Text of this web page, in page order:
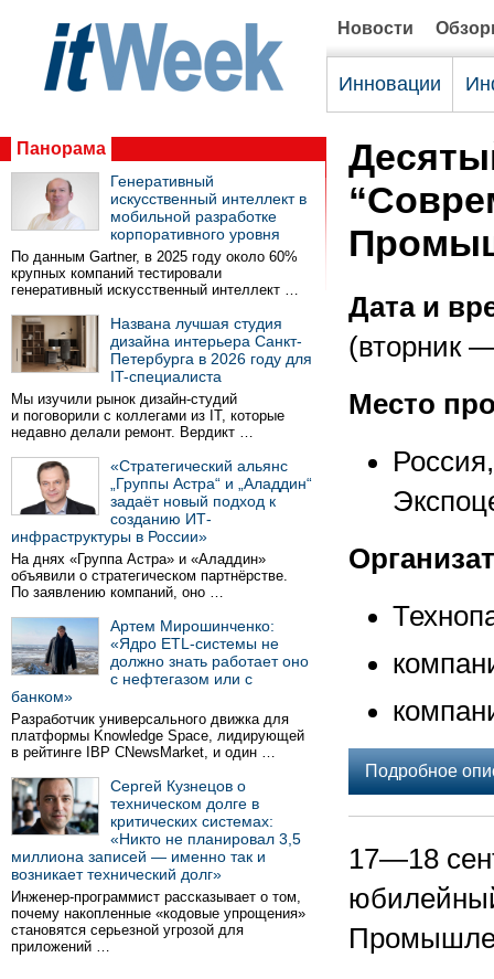
Новости
Инновации
Панорама
Генеративный
искусственный интеллект в
мобильной разработке
корпоративного уровня
По данным Gartner, в 2025 году около 60%
крупных компаний тестировали
генеративный искусственный интеллект …
Названа лучшая студия
дизайна интерьера Санкт-
Петербурга в 2026 году для
IT-специалиста
Мы изучили рынок дизайн-студий
и поговорили с коллегами из IT, которые
недавно делали ремонт. Вердикт …
«Стратегический альянс
„Группы Астра“ и „Аладдин“
задаёт новый подход к
созданию ИТ-
инфраструктуры в России»
На днях «Группа Астра» и «Аладдин»
объявили о стратегическом партнёрстве.
По заявлению компаний, оно …
Артем Мирошинченко:
«Ядро ETL-системы не
должно знать работает оно
с нефтегазом или с
банком»
Разработчик универсального движка для
платформы Knowledge Space, лидирующей
в рейтинге IBP CNewsMarket, и один …
Сергей Кузнецов о
техническом долге в
критических системах:
«Никто не планировал 3,5
миллиона записей — именно так и
возникает технический долг»
Инженер-программист рассказывает о том,
почему накопленные «кодовые упрощения»
становятся серьезной угрозой для
приложений …
Дата и
(вторник
Место
Подробное
17—18